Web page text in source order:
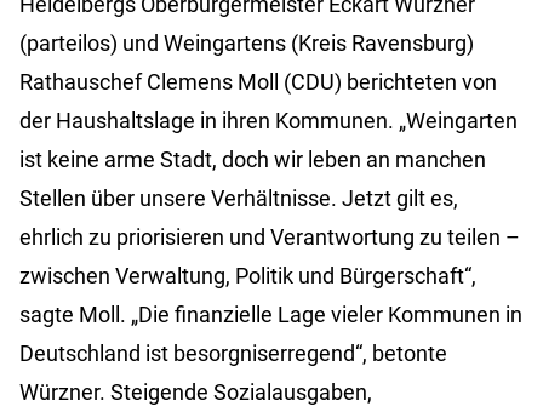
(parteilos) und Weingartens (Kreis Ravensburg)
Rathauschef Clemens Moll (CDU) berichteten von
der Haushaltslage in ihren Kommunen. „Weingarten
ist keine arme Stadt, doch wir leben an manchen
Stellen über unsere Verhältnisse. Jetzt gilt es,
ehrlich zu priorisieren und Verantwortung zu teilen –
zwischen Verwaltung, Politik und Bürgerschaft“,
sagte Moll. „Die finanzielle Lage vieler Kommunen in
Deutschland ist besorgniserregend“, betonte
Würzner. Steigende Sozialausgaben,